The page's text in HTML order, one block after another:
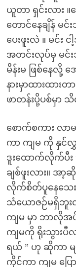
ယူတာ ရှင်းလား
တောင်နေချိန် မ
ပေးဖူးလဲ ။ မင်း
အတင်းလုပ်မှ မင်
မိန်းမ ဖြစ်နေလို့
နားမှာထားထား
ဖာတန်းပို့ပစ်မှာ သိ
စောက်စကား လာမ
ကာ ကျမ ကို နှင်
ဒူးထောက်လိုက်ပီး
ချစ်ဖူးလား။ အ
လိုက်စိတ်ပူနေသေး
သံယောဇဉ်မရှိဘူ
ကျမ မှာ ဘာလိုအ
ကျမကို ရိုးသွားပီ
ရယ် ” ဟု ဆိုကာ မ
ကိုင်ကာ ကျမ ပ